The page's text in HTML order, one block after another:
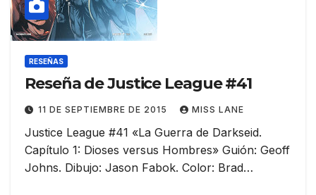
RESEÑAS
Reseña de Justice League #41
11 DE SEPTIEMBRE DE 2015 MISS LANE
Justice League #41 «La Guerra de Darkseid.
Capítulo 1: Dioses versus Hombres» Guión: Geoff
Johns. Dibujo: Jason Fabok. Color: Brad…